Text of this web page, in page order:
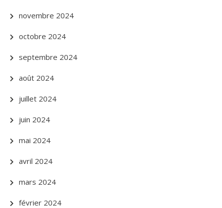
novembre 2024
octobre 2024
septembre 2024
août 2024
juillet 2024
juin 2024
mai 2024
avril 2024
mars 2024
février 2024